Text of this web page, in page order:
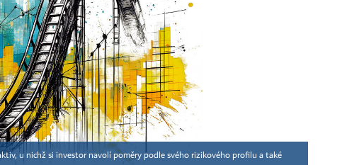
u nichž si investor navolí poměry podle svého rizikového profilu a také